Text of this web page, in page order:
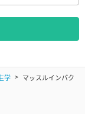
学
マッスルインパク